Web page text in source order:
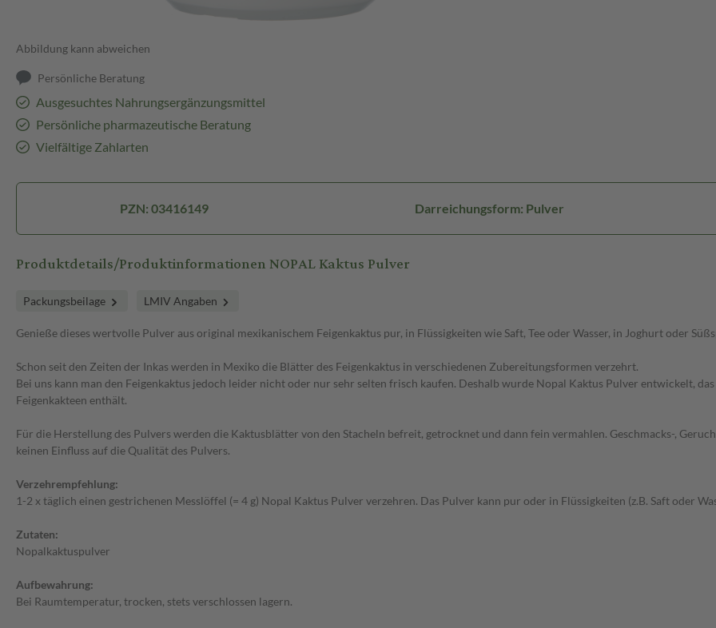
Abbildung kann abweichen
Persönliche Beratung
Ausgesuchtes Nahrungsergänzungsmittel
Persönliche pharmazeutische Beratung
Vielfältige Zahlarten
PZN: 03416149 Darreichungsform: Pulver
Produktdetails/Produktinformationen NOPAL Kaktus Pulver
Packungsbeilage LMIV Angaben
Genieße dieses wertvolle Pulver aus original mexikanischem Feigenkaktus pur, in Flüssigkeiten wie Saft, Tee oder Wasser, in Joghurt oder
Schon seit den Zeiten der Inkas werden in Mexiko die Blätter des Feigenkaktus in verschiedenen Zubereitungsformen verzehrt.
Bei uns kann man den Feigenkaktus jedoch leider nicht oder nur sehr selten frisch kaufen. Deshalb wurde Nopal Kaktus Pulver entwickelt,
Feigenkakteen enthält.
Für die Herstellung des Pulvers werden die Kaktusblätter von den Stacheln befreit, getrocknet und dann fein vermahlen. Geschmacks-,
keinen Einfluss auf die Qualität des Pulvers.
Verzehrempfehlung:
1-2 x täglich einen gestrichenen Messlöffel (= 4 g) Nopal Kaktus Pulver verzehren. Das Pulver kann pur oder in Flüssigkeiten (z.B. Saft oder
Zutaten:
Nopalkaktuspulver
Aufbewahrung:
Bei Raumtemperatur, trocken, stets verschlossen lagern.